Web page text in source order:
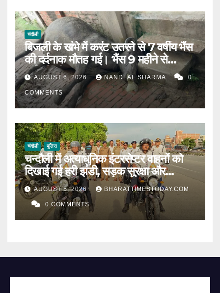
चंदौली
बिजली के खंभे में करंट उतरने से 7 वर्षीय भैंस
की दर्दनाक मौतह गई। भैंस 9 महीने से
गर्भवती थी।
AUGUST 6, 2026 NANDLAL SHARMA 0
COMMENTS
चंदौली पुलिस
चन्दौली में अत्याधुनिक इंटरसेप्टर वाहनों को
दिखाई गई हरी झंडी, सड़क सुरक्षा और
यातायात व्यवस्था होगी और मजबूत l
AUGUST 5, 2026 BHARATTIMESTODAY.COM
0 COMMENTS